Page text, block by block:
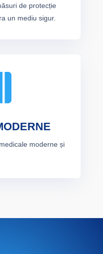
de protecție
un mediu sigur.
moderne și